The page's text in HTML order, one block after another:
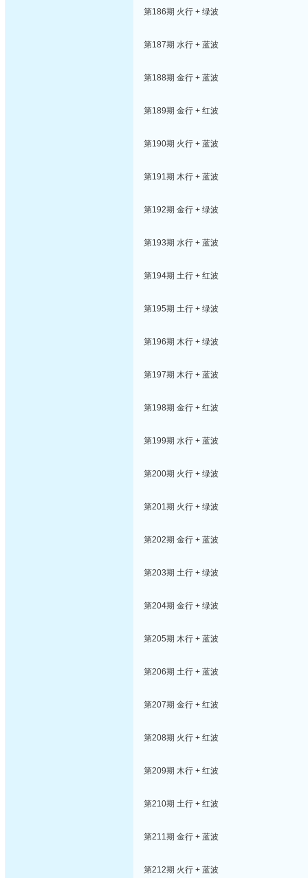
第186期 火行 + 绿波
第187期 水行 + 蓝波
第188期 金行 + 蓝波
第189期 金行 + 红波
第190期 火行 + 蓝波
第191期 木行 + 蓝波
第192期 金行 + 绿波
第193期 水行 + 蓝波
第194期 土行 + 红波
第195期 土行 + 绿波
第196期 木行 + 绿波
第197期 木行 + 蓝波
第198期 金行 + 红波
第199期 水行 + 蓝波
第200期 火行 + 绿波
第201期 火行 + 绿波
第202期 金行 + 蓝波
第203期 土行 + 绿波
第204期 金行 + 绿波
第205期 木行 + 蓝波
第206期 土行 + 蓝波
第207期 金行 + 红波
第208期 火行 + 红波
第209期 木行 + 红波
第210期 土行 + 红波
第211期 金行 + 蓝波
第212期 火行 + 蓝波